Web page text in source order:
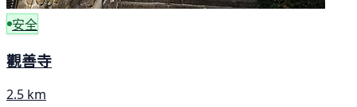
安全
觀善寺
2.5 km